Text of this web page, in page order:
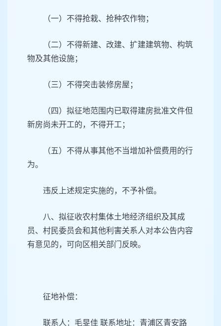
（一）不得抢栽、抢种农作物；
（二）不得新建、改建、扩建建筑物、构筑
物及其他设施；
（三）不得突击装修房屋；
（四）拟征地范围内已取得建房批准文件但
新房尚未开工的，不得开工；
（五）不得从事其他不当增加补偿费用的行
为。
违反上述规定实施的，不予补偿。
八、拟征收农村集体土地经济组织及其成
员、村民委员会和其他利害关系人对本公告内容
有意见的，可向区相关部门反映。
征地补偿：
联系人：毛旻佳 联系地址：青浦区青安路